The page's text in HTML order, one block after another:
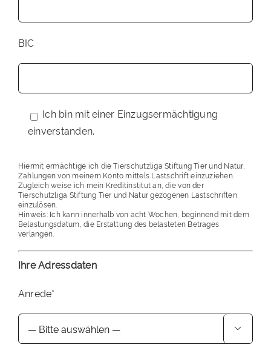
BIC
Ich bin mit einer Einzugsermächtigung
einverstanden.
Hiermit ermächtige ich die Tierschutzliga Stiftung Tier und Natur,
Zahlungen von meinem Konto mittels Lastschrift einzuziehen.
Zugleich weise ich mein Kreditinstitut an, die von der
Tierschutzliga Stiftung Tier und Natur gezogenen Lastschriften
einzulösen.
Hinweis: Ich kann innerhalb von acht Wochen, beginnend mit dem
Belastungsdatum, die Erstattung des belasteten Betrages
verlangen.
Ihre Adressdaten
Anrede*
